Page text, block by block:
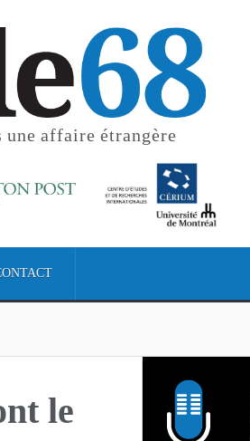
une affaire étrangère
le